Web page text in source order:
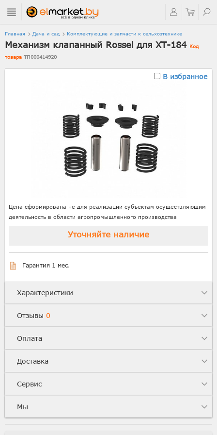
Главная Дача и сад Комплектующие и запчасти к сельхозтехнике
Механизм клапанный Rossel для XT-184 Код
товара ТП000414920
В избранное
Цена сформирована не для реализации субъектам осуществляющим
деятельность в области агропромышленного производства
Уточняйте наличие
Гарантия 1 мес.
Характеристики
Отзывы 0
Оплата
Доставка
Сервис
Мы